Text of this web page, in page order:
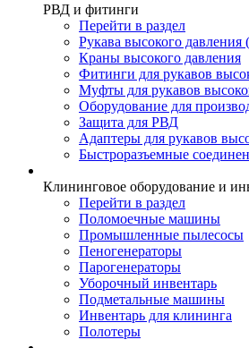
РВД и фитинги
Перейти в раздел
Рукава высокого
Краны высокого давления
Фитинги для рукавов
Муфты для рукавов
Оборудование для
Защита для РВД
Адаптеры для рукавов
Быстроразъемные
Клининговое оборудование и
Перейти в раздел
Поломоечные машины
Промышленные пылесосы
Пеногенераторы
Парогенераторы
Уборочный инвентарь
Подметальные машины
Инвентарь для клининга
Полотеры